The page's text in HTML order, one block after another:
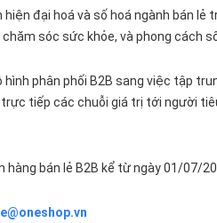
đại hoá và số hoá ngành bán
sóc sức khỏe, và phong cách
phân phối B2B sang việc tập
tiếp các chuỗi giá trị tới người
bán lẻ B2B kể từ ngày 01/07/